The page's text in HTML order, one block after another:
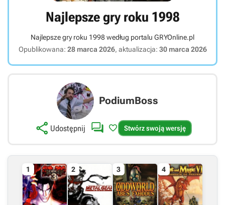
Najlepsze gry roku 1998
Najlepsze gry roku 1998 według portalu GRYOnline.pl
Opublikowana: 28 marca 2026, aktualizacja: 30 marca 2026
PodiumBoss
 Udostępnij
Link bezpośredni
  Stwórz swoją wersję
1 2 3 4